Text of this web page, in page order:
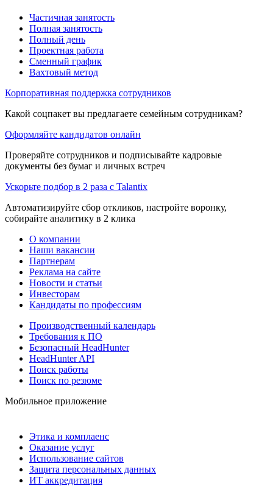
Частичная занятость
Полная занятость
Полный день
Проектная работа
Сменный график
Вахтовый метод
Корпоративная поддержка сотрудников
Какой соцпакет вы предлагаете семейным сотрудникам?
Оформляйте кандидатов онлайн
Проверяйте сотрудников и подписывайте кадровые
документы без бумаг и личных встреч
Ускорьте подбор в 2 раза с Talantix
Автоматизируйте сбор откликов, настройте воронку,
собирайте аналитику в 2 клика
О компании
Наши вакансии
Партнерам
Реклама на сайте
Новости и статьи
Инвесторам
Кандидаты по профессиям
Производственный календарь
Требования к ПО
Безопасный HeadHunter
HeadHunter API
Поиск работы
Поиск по резюме
Мобильное приложение
Этика и комплаенс
Оказание услуг
Использование сайтов
Защита персональных данных
ИТ аккредитация